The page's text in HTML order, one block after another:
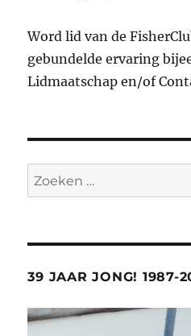
Word lid van de
gebundelde ervaring
Lidmaatschap en/of
Zoeken
naar:
39 JAAR JONG! 1987-